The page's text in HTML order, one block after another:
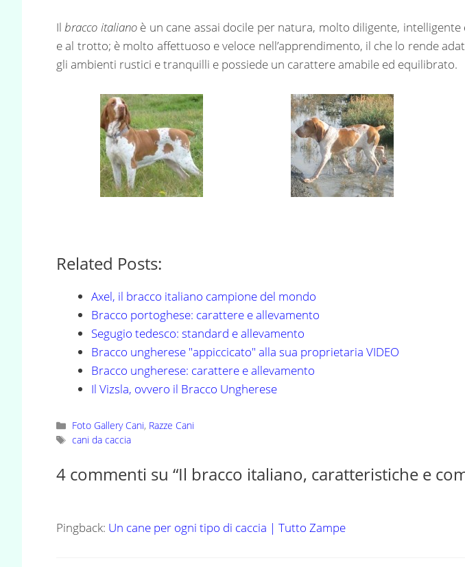
Ilbracco italianoè un cane assai docile per natura, molto diligente,
e al trotto; è molto affettuoso e veloce nell’apprendimento, il che lo rende
gli ambienti rustici e tranquilli e possiede un carattere amabile ed equilibrato.
Related Posts:
Axel, il bracco italiano campione del mondo
Bracco portoghese: carattere e allevamento
Segugio tedesco: standard e allevamento
Bracco ungherese "appiccicato" alla sua proprietaria VIDEO
Bracco ungherese: carattere e allevamento
Il Vizsla, ovvero il Bracco Ungherese
Categorie
Foto Gallery Cani, Razze Cani
Tag
cani da caccia
4 commenti su “Il bracco italiano, caratteristiche e
Pingback: Un cane per ogni tipo di caccia | Tutto Zampe